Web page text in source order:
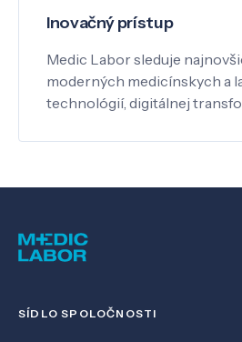
Inovačný prístup
Medic Labor sleduje
moderných medicínskych a
technológií, digitálnej
SÍDLO SPOLOČNOSTI